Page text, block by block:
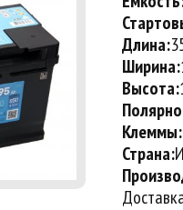
Длина:
Ширина:
Высота:
Клеммы:
Страна: